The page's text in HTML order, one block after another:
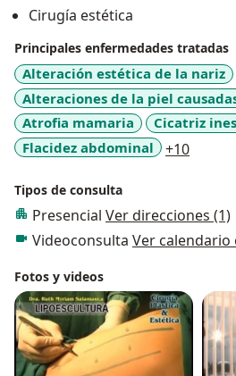
Cirugía estética
Principales enfermedades tratadas
Alteración estética de la nariz
Alteraciones de la piel
Atrofia mamaria
Cicatriz
Flacidez abdominal
+10
Tipos de consulta
Presencial Ver direcciones (1)
Videoconsulta Ver calendario
Fotos y videos